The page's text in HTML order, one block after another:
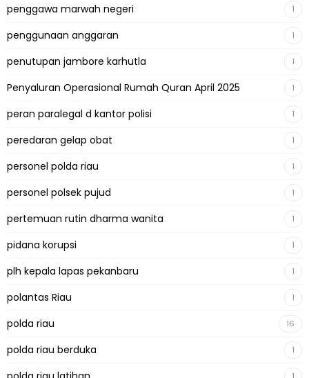
penggawa marwah negeri 1
penggunaan anggaran 1
penutupan jambore karhutla 1
Penyaluran Operasional Rumah Quran April 2025 1
peran paralegal d kantor polisi 1
peredaran gelap obat 1
personel polda riau 1
personel polsek pujud 1
pertemuan rutin dharma wanita 1
pidana korupsi 1
plh kepala lapas pekanbaru 1
polantas Riau 1
polda riau 16
polda riau berduka 1